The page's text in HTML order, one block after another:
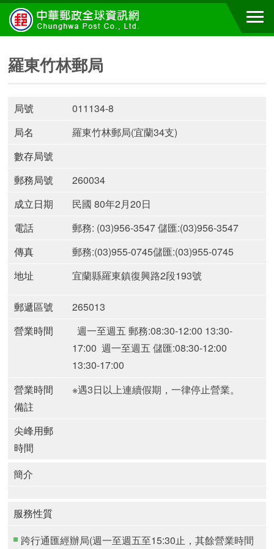
羅東竹林郵局
局號
011134-8
局名
羅東竹林郵局(宜蘭34支)
數存局號
郵務局號
260034
成立日期
民國 80年2月20日
電話
郵務: (03)956-3547 儲匯:(03)956-3547
傳真
郵務:(03)955-0745儲匯:(03)955-0745
地址
宜蘭縣羅東鎮復興路2段193號
郵遞區號
265013
營業時間
週一至週五 郵務:08:30-12:00 13:30-
17:00 週一至週五 儲匯:08:30-12:00
13:30-17:00
營業時間
備註
※遇3日以上連續假期，一律停止營業。
尖峰用郵
時間
簡介
服務性質
跨行通匯經辦局(週一至週五至15:30止，其餘營業時間